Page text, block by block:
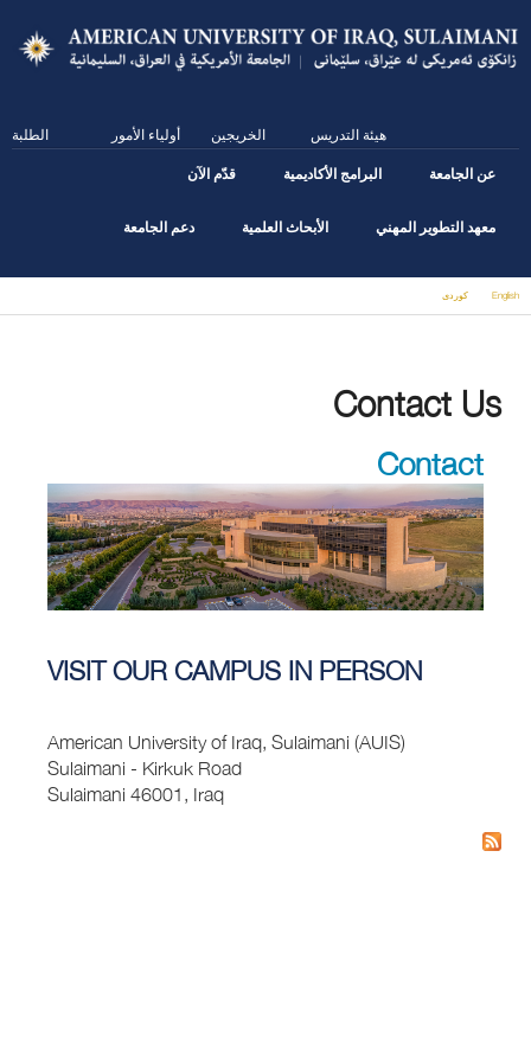
main
content
الطلبة أولياء الأمور الخريجين هيئة التدريس
عن الجامعة البرامج الأكاديمية قدّم الآن
معهد التطوير المهني الأبحاث العلمية دعم الجامعة
English كوردى
Contact Us
Contact
VISIT OUR CAMPUS IN PERSON
American University of Iraq, Sulaimani (AUIS)
Sulaimani - Kirkuk Road
Sulaimani 46001, Iraq